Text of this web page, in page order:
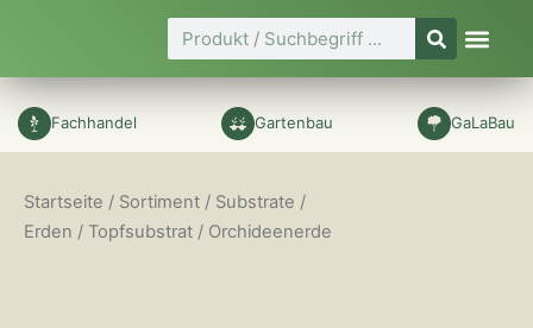
springen
Suche
Fachhandel Gartenbau GaLaBau
Startseite / Sortiment / Substrate /
Erden / Topfsubstrat / Orchideenerde